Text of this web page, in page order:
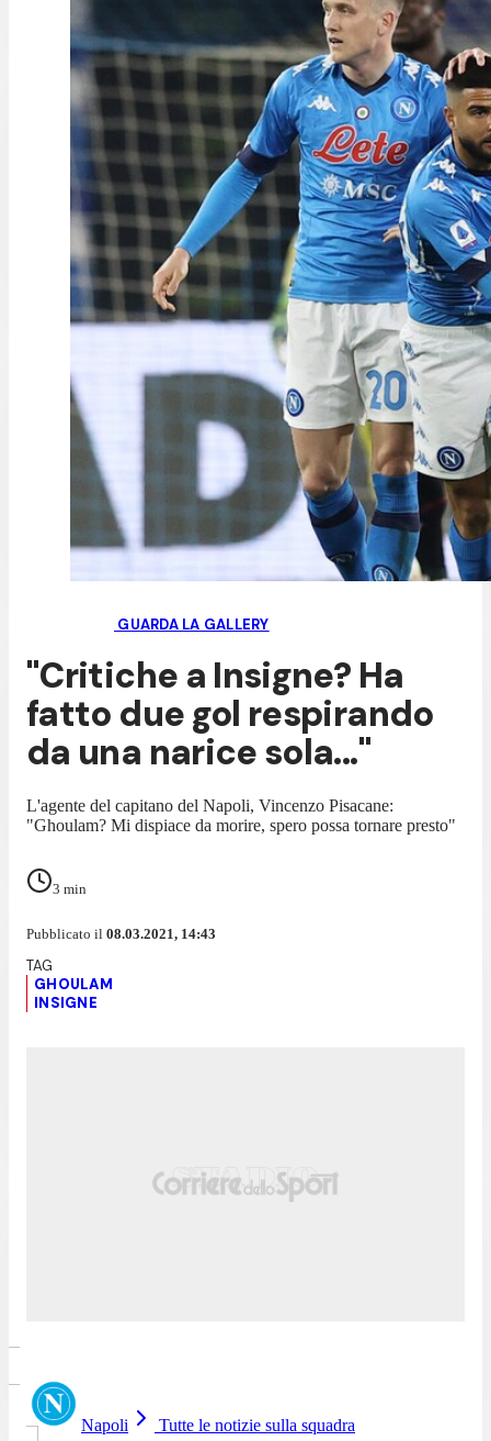
GUARDA LA GALLERY
"Critiche a Insigne? Ha
fatto due gol respirando
da una narice sola..."
L'agente del capitano del Napoli, Vincenzo Pisacane:
"Ghoulam? Mi dispiace da morire, spero possa tornare presto"
3 min
Pubblicato il 08.03.2021, 14:43
GHOULAM
INSIGNE
Napoli Tutte le notizie sulla squadra